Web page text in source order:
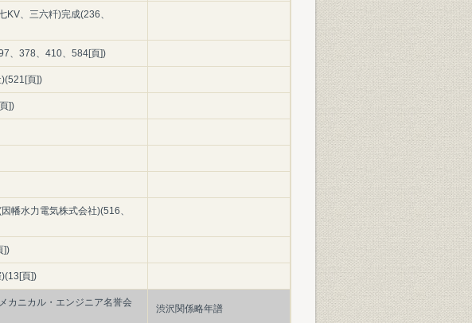
KV、三六粁)完成(236、
、378、410、584[頁])
頁])
])
幡水力電気株式会社)(516、
])
頁])
カニカル・エンジニア名誉会
渋沢関係略年譜